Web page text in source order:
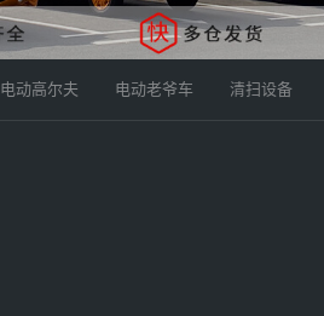
电动高尔夫 电动老爷车 清扫设备